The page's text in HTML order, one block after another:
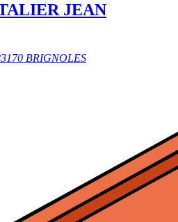
JEAN
BRIGNOLES